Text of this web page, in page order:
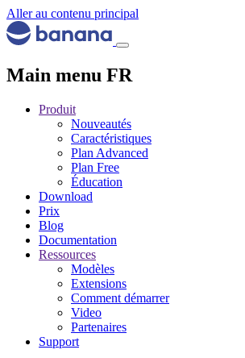
Aller au contenu principal
Main menu FR
Produit
Nouveautés
Caractéristiques
Plan Advanced
Plan Free
Éducation
Download
Prix
Blog
Documentation
Ressources
Modèles
Extensions
Comment démarrer
Video
Partenaires
Support